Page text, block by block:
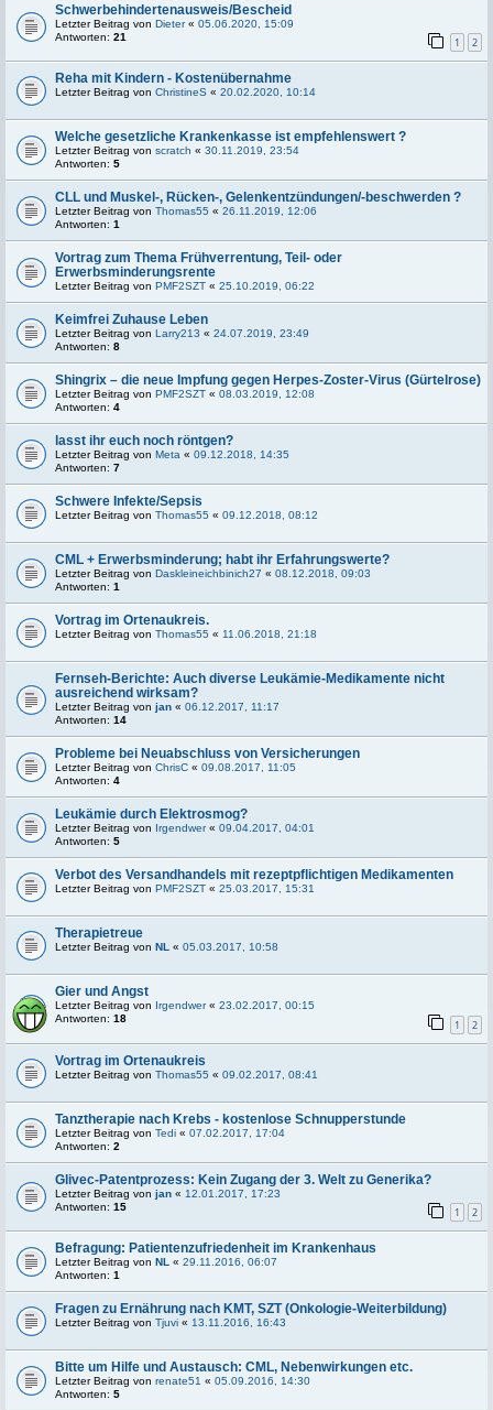
Schwerbehindertenausweis/Bescheid
Letzter Beitrag von Dieter« 05.06.2020, 15:09
Antworten: 21 1 2
Reha mit Kindern - Kostenübernahme
Letzter Beitrag von ChristineS « 20.02.2020, 10:14
Welche gesetzliche Krankenkasse ist empfehlenswert ?
Letzter Beitrag von scratch « 30.11.2019, 23:54
Antworten: 5
CLL und Muskel-, Rücken-, Gelenkentzündungen/-beschwerden ?
Letzter Beitrag von Thomas55 « 26.11.2019, 12:06
Antworten: 1
Vortrag zum Thema Frühverrentung, Teil- oder
Erwerbsminderungsrente
Letzter Beitrag von PMF2SZT « 25.10.2019, 06:22
Keimfrei Zuhause Leben
Letzter Beitrag von Larry213 « 24.07.2019, 23:49
Antworten: 8
Shingrix – die neue Impfung gegen Herpes-Zoster-Virus (Gürtelrose)
Letzter Beitrag von PMF2SZT « 08.03.2019, 12:08
Antworten: 4
lasst ihr euch noch röntgen?
Letzter Beitrag von Meta « 09.12.2018, 14:35
Antworten: 7
Schwere Infekte/Sepsis
Letzter Beitrag von Thomas55 « 09.12.2018, 08:12
CML + Erwerbsminderung; habt ihr Erfahrungswerte?
Letzter Beitrag von Daskleineichbinich27 « 08.12.2018, 09:03
Antworten: 1
Vortrag im Ortenaukreis.
Letzter Beitrag von Thomas55 « 11.06.2018, 21:18
Fernseh-Berichte: Auch diverse Leukämie-Medikamente nicht
ausreichend wirksam?
Letzter Beitrag von jan « 06.12.2017, 11:17
Antworten: 14
Probleme bei Neuabschluss von Versicherungen
Letzter Beitrag von ChrisC « 09.08.2017, 11:05
Antworten: 4
Leukämie durch Elektrosmog?
Letzter Beitrag von Irgendwer« 09.04.2017, 04:01
Antworten: 5
Verbot des Versandhandels mit rezeptpflichtigen Medikamenten
Letzter Beitrag von PMF2SZT « 25.03.2017, 15:31
Therapietreue
Letzter Beitrag von NL « 05.03.2017, 10:58
Gier und Angst
Letzter Beitrag von Irgendwer« 23.02.2017, 00:15
Antworten: 18 1 2
Vortrag im Ortenaukreis
Letzter Beitrag von Thomas55 « 09.02.2017, 08:41
Tanztherapie nach Krebs - kostenlose Schnupperstunde
Letzter Beitrag von Tedi « 07.02.2017, 17:04
Antworten: 2
Glivec-Patentprozess: Kein Zugang der 3. Welt zu Generika?
Letzter Beitrag von jan « 12.01.2017, 17:23
Antworten: 15 1 2
Befragung: Patientenzufriedenheit im Krankenhaus
Letzter Beitrag von NL « 29.11.2016, 06:07
Antworten: 1
Fragen zu Ernährung nach KMT, SZT (Onkologie-Weiterbildung)
Letzter Beitrag von Tjuvi « 13.11.2016, 16:43
Bitte um Hilfe und Austausch: CML, Nebenwirkungen etc.
Letzter Beitrag von renate51 « 05.09.2016, 14:30
Antworten: 5